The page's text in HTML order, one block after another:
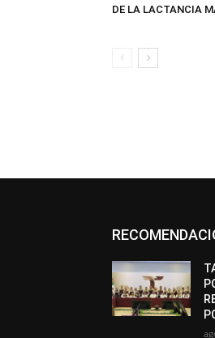
DE LA LACTANCIA